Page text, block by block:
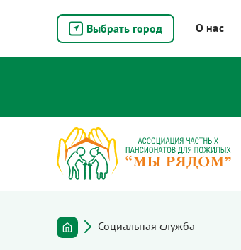
Выбрать город О нас
Социальная служба